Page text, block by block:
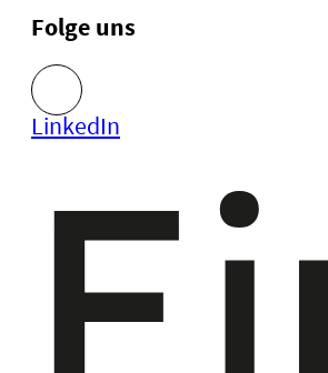
Folge uns
LinkedIn